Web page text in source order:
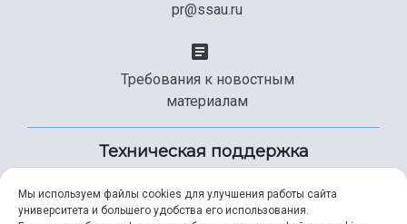
pr@ssau.ru
Требования к новостным
материалам
Техническая поддержка
+7 (846) 267-49-99
Мы используем файлы cookies для улучшения работы сайта
университета и большего удобства его использования.